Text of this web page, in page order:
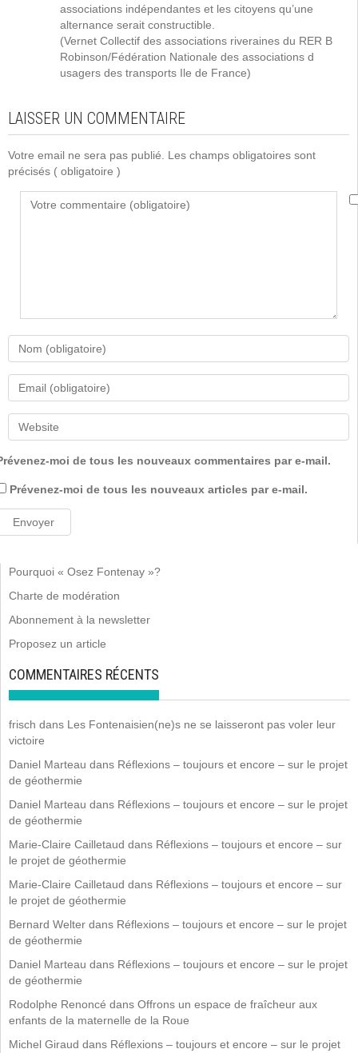
associations indépendantes et les citoyens qu’une
alternance serait constructible.
(Vernet Collectif des associations riveraines du RER B
Robinson/Fédération Nationale des associations d
usagers des transports Ile de France)
LAISSER UN COMMENTAIRE
Votre email ne sera pas publié. Les champs obligatoires sont
précisés ( obligatoire )
moi de tous les nouveaux commentaires par e-mail.
Prévenez-moi de tous les nouveaux articles par e-mail.
Pourquoi « Osez Fontenay »?
Charte de modération
Abonnement à la newsletter
Proposez un article
COMMENTAIRES RÉCENTS
frisch dans Les Fontenaisien(ne)s ne se laisseront pas voler leur
victoire
Daniel Marteau dans Réflexions – toujours et encore – sur le projet
de géothermie
Daniel Marteau dans Réflexions – toujours et encore – sur le projet
de géothermie
Marie-Claire Cailletaud dans Réflexions – toujours et encore – sur
le projet de géothermie
Marie-Claire Cailletaud dans Réflexions – toujours et encore – sur
le projet de géothermie
Bernard Welter dans Réflexions – toujours et encore – sur le projet
de géothermie
Daniel Marteau dans Réflexions – toujours et encore – sur le projet
de géothermie
Rodolphe Renoncé dans Offrons un espace de fraîcheur aux
enfants de la maternelle de la Roue
Michel Giraud dans Réflexions – toujours et encore – sur le projet